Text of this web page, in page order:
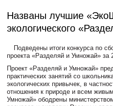
Названы лучшие
экологического
Подведены итоги конкурса по
проекта «Разделяй и Умножай» за
Проект «Разделяй и Умножай»
практических занятий со
экологических привычек, в
отношения к природе и всем
Умножай» ободрены